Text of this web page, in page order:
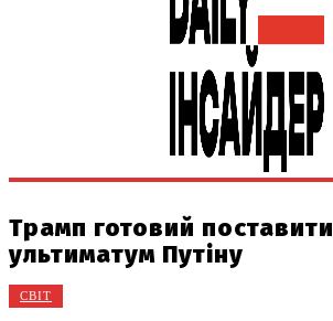
Трамп готовий поставити
ультиматум Путіну
СВІТ